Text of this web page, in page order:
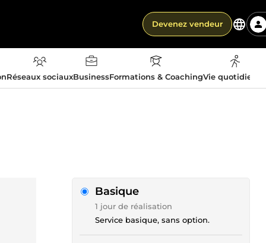
Devenez vendeur
Réseaux sociauxBusinessFormations & CoachingVie
Basique
1 jour de réalisation
Service basique, sans option.